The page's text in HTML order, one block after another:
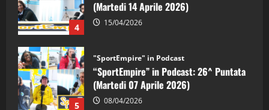
4 15/04/2026
5
“SportEmpire” in Podcast: 26^ Puntata
(Martedi 07 Aprile 2026)
08/04/2026